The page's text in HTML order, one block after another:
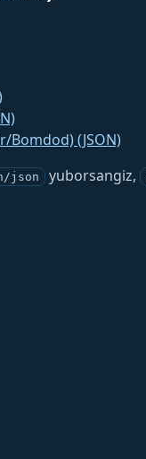
Bomdod) (JSON)
json yuborsangiz,